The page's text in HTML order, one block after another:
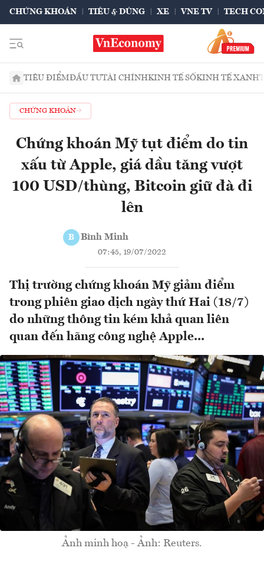
CHỨNG KHOÁN TIÊU & DÙNG XE VNE TV TECH
TIÊU ĐIỂMĐẦU TƯTÀI CHÍNHKINH TẾ SỐKINH TẾ XANH
CHỨNG KHOÁN
Chứng khoán Mỹ tụt điểm do tin
xấu từ Apple, giá dầu tăng vượt
100 USD/thùng, Bitcoin giữ đà đi
lên
B Bình Minh
07:45, 19/07/2022
Thị trường chứng khoán Mỹ giảm điểm
trong phiên giao dịch ngày thứ Hai (18/7)
do những thông tin kém khả quan liên
quan đến hãng công nghệ Apple...
Ảnh minh hoạ - Ảnh: Reuters.